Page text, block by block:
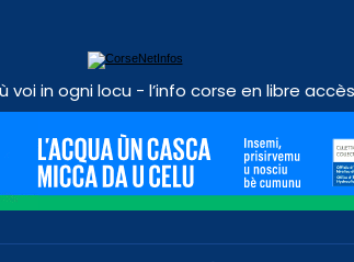
voi in ogni locu - l’info corse en libre accès